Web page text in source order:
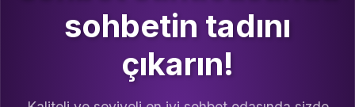
sohbetin tadını
çıkarın!